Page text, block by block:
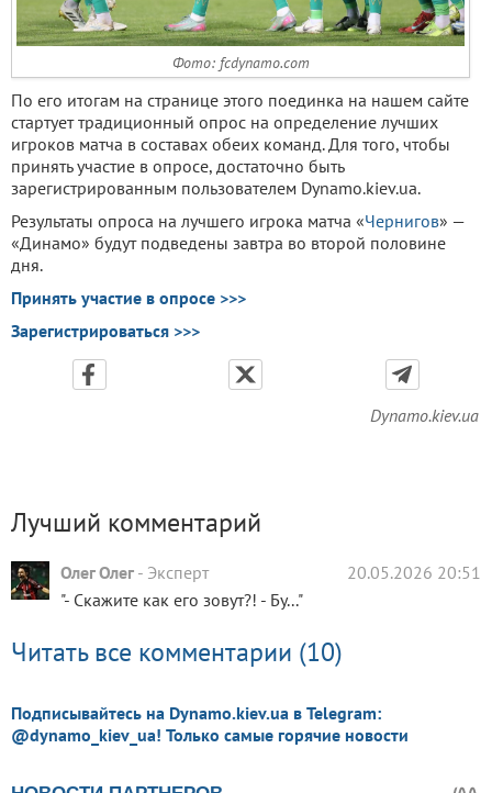
Фото: fcdynamo.com
По его итогам на странице этого поединка на нашем сайте
стартует традиционный опрос на определение лучших
игроков матча в составах обеих команд. Для того, чтобы
принять участие в опросе, достаточно быть
зарегистрированным пользователем Dynamo.kiev.ua.
Результаты опроса на лучшего игрока матча «Чернигов» —
«Динамо» будут подведены завтра во второй половине
дня.
Принять участие в опросе >>>
Зарегистрироваться >>>
Dynamo.kiev.ua
Лучший комментарий
Олег Олег - Эксперт
20.05.2026 20:51
"- Скажите как его зовут?! - Бу..."
Читать все комментарии (10)
Подписывайтесь на Dynamo.kiev.ua в Telegram:
@dynamo_kiev_ua! Только самые горячие новости